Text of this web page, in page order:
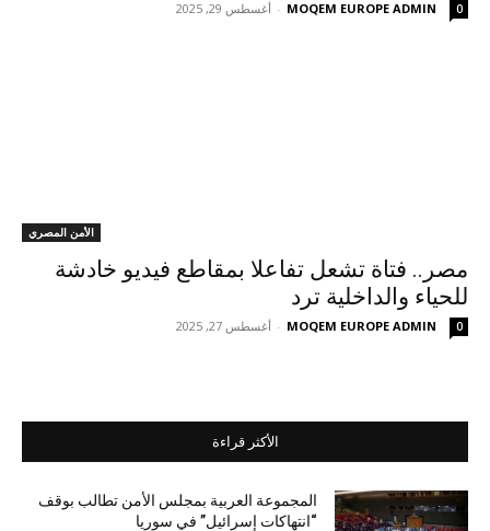
MOQEM EUROPE ADMIN
- أغسطس 29, 2025 0
الأمن المصري
مصر.. فتاة تشعل تفاعلا بمقاطع فيديو خادشة
للحياء والداخلية ترد
MOQEM EUROPE ADMIN
- أغسطس 27, 2025 0
الأكثر قراءة
المجموعة العربية بمجلس الأمن تطالب بوقف
“انتهاكات إسرائيل” في سوريا